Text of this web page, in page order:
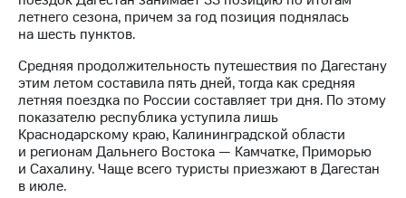
Корпоративный
Раскрытие
информации
Информация
акционерам
Документы
ПАО
"МТС"
летнего сезона, причем за год позиция поднялась
на шесть пунктов.
Средняя продолжительность путешествия по Дагестану
этим летом составила пять дней, тогда как средняя
летняя поездка по России составляет три дня. По этому
показателю республика уступила лишь
Краснодарскому краю, Калининградской области
и регионам Дальнего Востока — Камчатке, Приморью
и Сахалину. Чаще всего туристы приезжают в Дагестан
в июле.